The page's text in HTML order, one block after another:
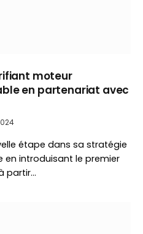
moteur
en partenariat avec
étape dans sa stratégie
introduisant le premier
partir…